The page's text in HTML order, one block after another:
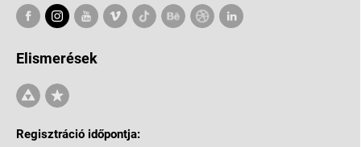
Elismerések
Regisztráció időpontja: